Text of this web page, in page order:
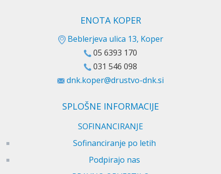
ENOTA KOPER
Beblerjeva ulica 13, Koper
05 6393 170
031 546 098
dnk.koper@drustvo-dnk.si
SPLOŠNE INFORMACIJE
SOFINANCIRANJE
Sofinanciranje po letih
Podpirajo nas